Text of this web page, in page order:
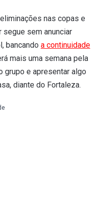
nas copas e
segue sem anunciar
bancando a continuidade
mais uma semana pela
grupo e apresentar algo
diante do Fortaleza.